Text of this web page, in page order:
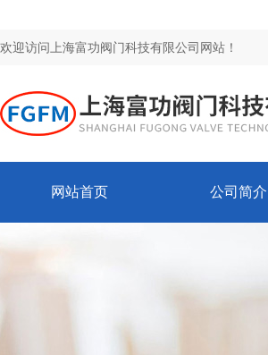
欢迎访问上海富功阀门科技有限公司网站！
网站首页 公司简介